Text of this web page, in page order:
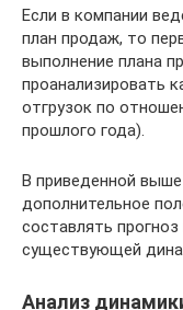
Если в компании
план продаж, то
выполнение плана
проанализировать
отгрузок по
прошлого года).
В приведенной
дополнительное
составлять
существующей
Анализ